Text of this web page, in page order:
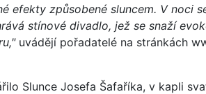
efekty způsobené sluncem. V noci
stínové divadlo, jež se snaží
uvádějí pořadatelé na stránkách
Slunce Josefa Šafaříka, v kapli